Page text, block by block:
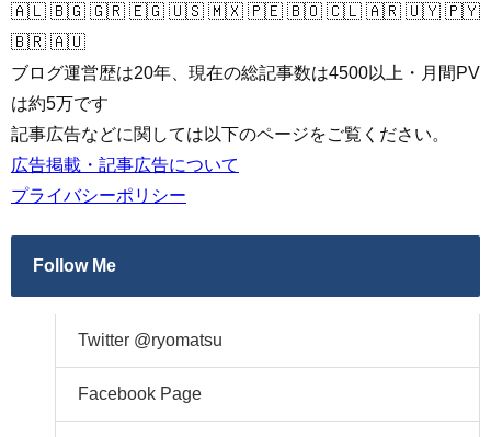
🇦🇱 🇧🇬 🇬🇷 🇪🇬 🇺🇸 🇲🇽 🇵🇪 🇧🇴 🇨🇱 🇦🇷 🇺🇾 🇵🇾
🇧🇷 🇦🇺
ブログ運営歴は20年、現在の総記事数は4500以上・月間PV
は約5万です
記事広告などに関しては以下のページをご覧ください。
広告掲載・記事広告について
プライバシーポリシー
Follow Me
Twitter @ryomatsu
Facebook Page